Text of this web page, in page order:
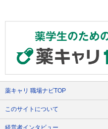
薬キャリ 職場ナビTOP
このサイトについて
経営者インタビュー